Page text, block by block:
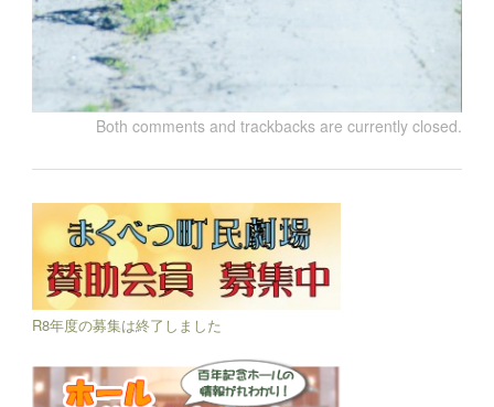
Both comments and trackbacks are currently closed.
R8年度の募集は終了しました